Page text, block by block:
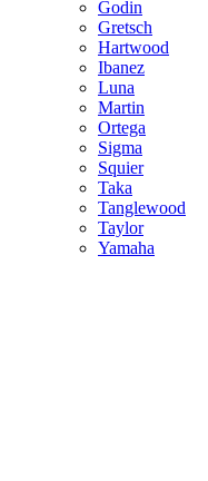
Godin
Gretsch
Hartwood
Ibanez
Luna
Martin
Ortega
Sigma
Squier
Taka
Tanglewood
Taylor
Yamaha